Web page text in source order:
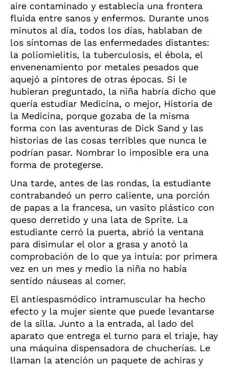
aire contaminado y establecía una frontera
fluida entre sanos y enfermos. Durante unos
minutos al día, todos los días, hablaban de
los síntomas de las enfermedades distantes:
la poliomielitis, la tuberculosis, el ébola, el
envenenamiento por metales pesados que
aquejó a pintores de otras épocas. Si le
hubieran preguntado, la niña habría dicho que
quería estudiar Medicina, o mejor, Historia de
la Medicina, porque gozaba de la misma
forma con las aventuras de Dick Sand y las
historias de las cosas terribles que nunca le
podrían pasar. Nombrar lo imposible era una
forma de protegerse.
Una tarde, antes de las rondas, la estudiante
contrabandeó un perro caliente, una porción
de papas a la francesa, un vasito plástico con
queso derretido y una lata de Sprite. La
estudiante cerró la puerta, abrió la ventana
para disimular el olor a grasa y anotó la
comprobación de lo que ya intuía: por primera
vez en un mes y medio la niña no había
sentido náuseas al comer.
El antiespasmódico intramuscular ha hecho
efecto y la mujer siente que puede levantarse
de la silla. Junto a la entrada, al lado del
aparato que entrega el turno para el triaje, hay
una máquina dispensadora de chucherías. Le
llaman la atención un paquete de achiras y